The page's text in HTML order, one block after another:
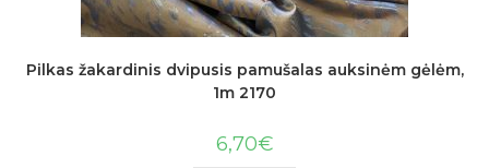
Pilkas žakardinis dvipusis pamušalas auksinėm gėlėm,
1m 2170
6,70€